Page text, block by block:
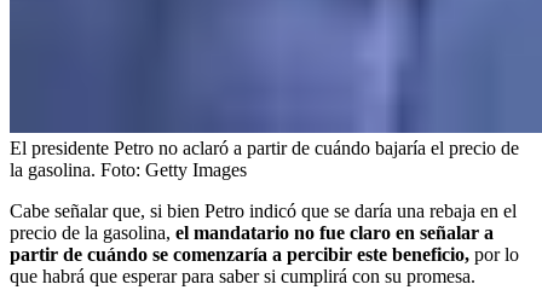
El presidente Petro no aclaró a partir de cuándo bajaría el precio de
la gasolina. Foto: Getty Images
Cabe señalar que, si bien Petro indicó que se daría una rebaja en el
precio de la gasolina, el mandatario no fue claro en señalar a
partir de cuándo se comenzaría a percibir este beneficio, por lo
que habrá que esperar para saber si cumplirá con su promesa.